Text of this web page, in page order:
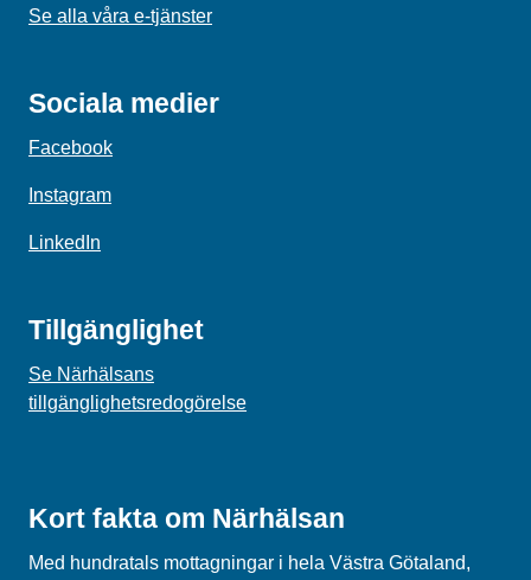
Se alla våra e-tjänster
Sociala medier
Facebook
Instagram
LinkedIn
Tillgänglighet
Se Närhälsans
tillgänglighetsredogörelse
Kort fakta om Närhälsan
Med hundratals mottagningar i hela Västra Götaland,